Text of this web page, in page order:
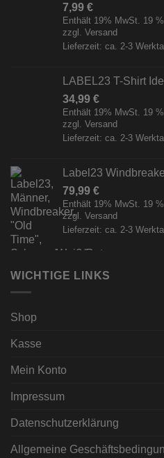
7,99 €
Enthält 19% MwSt. 19
zzgl. Versand
Lieferzeit: ca. 2-3
LABEL23 T-Shirt
34,99 €
Enthält 19% MwSt. 19
zzgl. Versand
Lieferzeit: ca. 2-3
Label23
79,99 €
Enthält 19% MwSt. 19
zzgl. Versand
Lieferzeit: ca. 2-3
WICHTIGE LINKS
Shop
Kasse
Mein Konto
Impressum
Datenschutzerklärung
Allgemeine